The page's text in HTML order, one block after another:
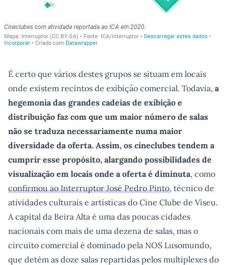
É certo que vários destes grupos se situam em locais
onde existem recintos de exibição comercial. Todavia, a
hegemonia das grandes cadeias de exibição e
distribuição faz com que um maior número de salas
não se traduza necessariamente numa maior
diversidade da oferta. Assim, os cineclubes tendem a
cumprir esse propósito, alargando possibilidades de
visualização em locais onde a oferta é diminuta, como
confirmou ao Interruptor José Pedro Pinto, técnico de
atividades culturais e artísticas do Cine Clube de Viseu.
A capital da Beira Alta é uma das poucas cidades
nacionais com mais de uma dezena de salas, mas o
circuito comercial é dominado pela NOS Lusomundo,
que detém as doze salas repartidas pelos multiplexes do